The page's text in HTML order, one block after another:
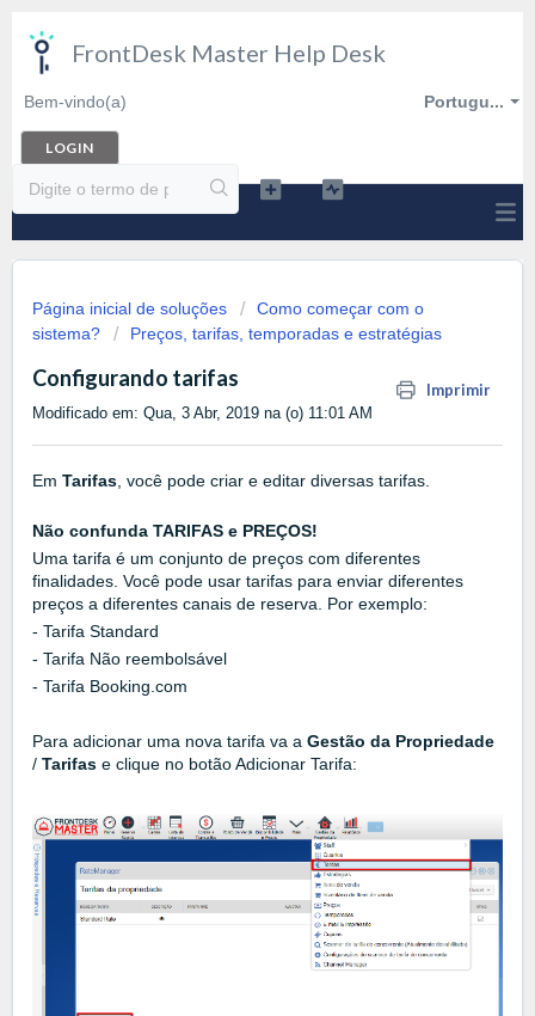
FrontDesk Master Help Desk
Portugu...
Bem-vindo(a)
LOGIN
Página inicial de soluções
Como começar com o
sistema?
Preços, tarifas, temporadas e estratégias
Configurando tarifas Imprimir
Modificado em: Qua, 3 Abr, 2019 na (o) 11:01 AM
Em Tarifas, você pode criar e editar diversas tarifas.
Não confunda TARIFAS e PREÇOS!
Uma tarifa é um conjunto de preços com diferentes
finalidades. Você pode usar tarifas para enviar diferentes
preços a diferentes canais de reserva. Por exemplo:
- Tarifa Standard
- Tarifa Não reembolsável
- Tarifa Booking.com
Para adicionar uma nova tarifa va a Gestão da Propriedade
/ Tarifas e clique no botão Adicionar Tarifa: